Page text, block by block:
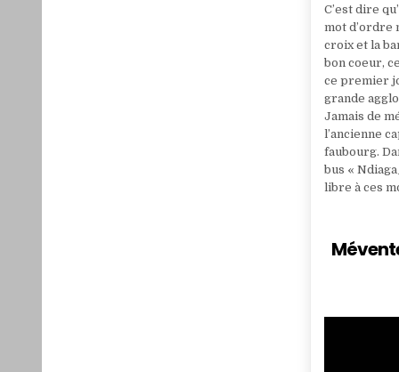
C’est dire
mot d’ordre
croix et la
bon coeur,
ce premier
grande
Jamais de
l’ancienne
faubourg.
bus «
libre à ces